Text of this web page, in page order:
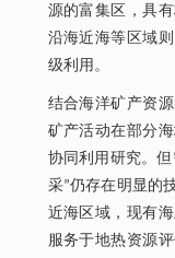
源的富集区，具
沿海近海等区域
级利用。
结合海洋矿产资
矿产活动在部分
协同利用研究。
采”仍存在明显的
近海区域，现有
服务于地热资源